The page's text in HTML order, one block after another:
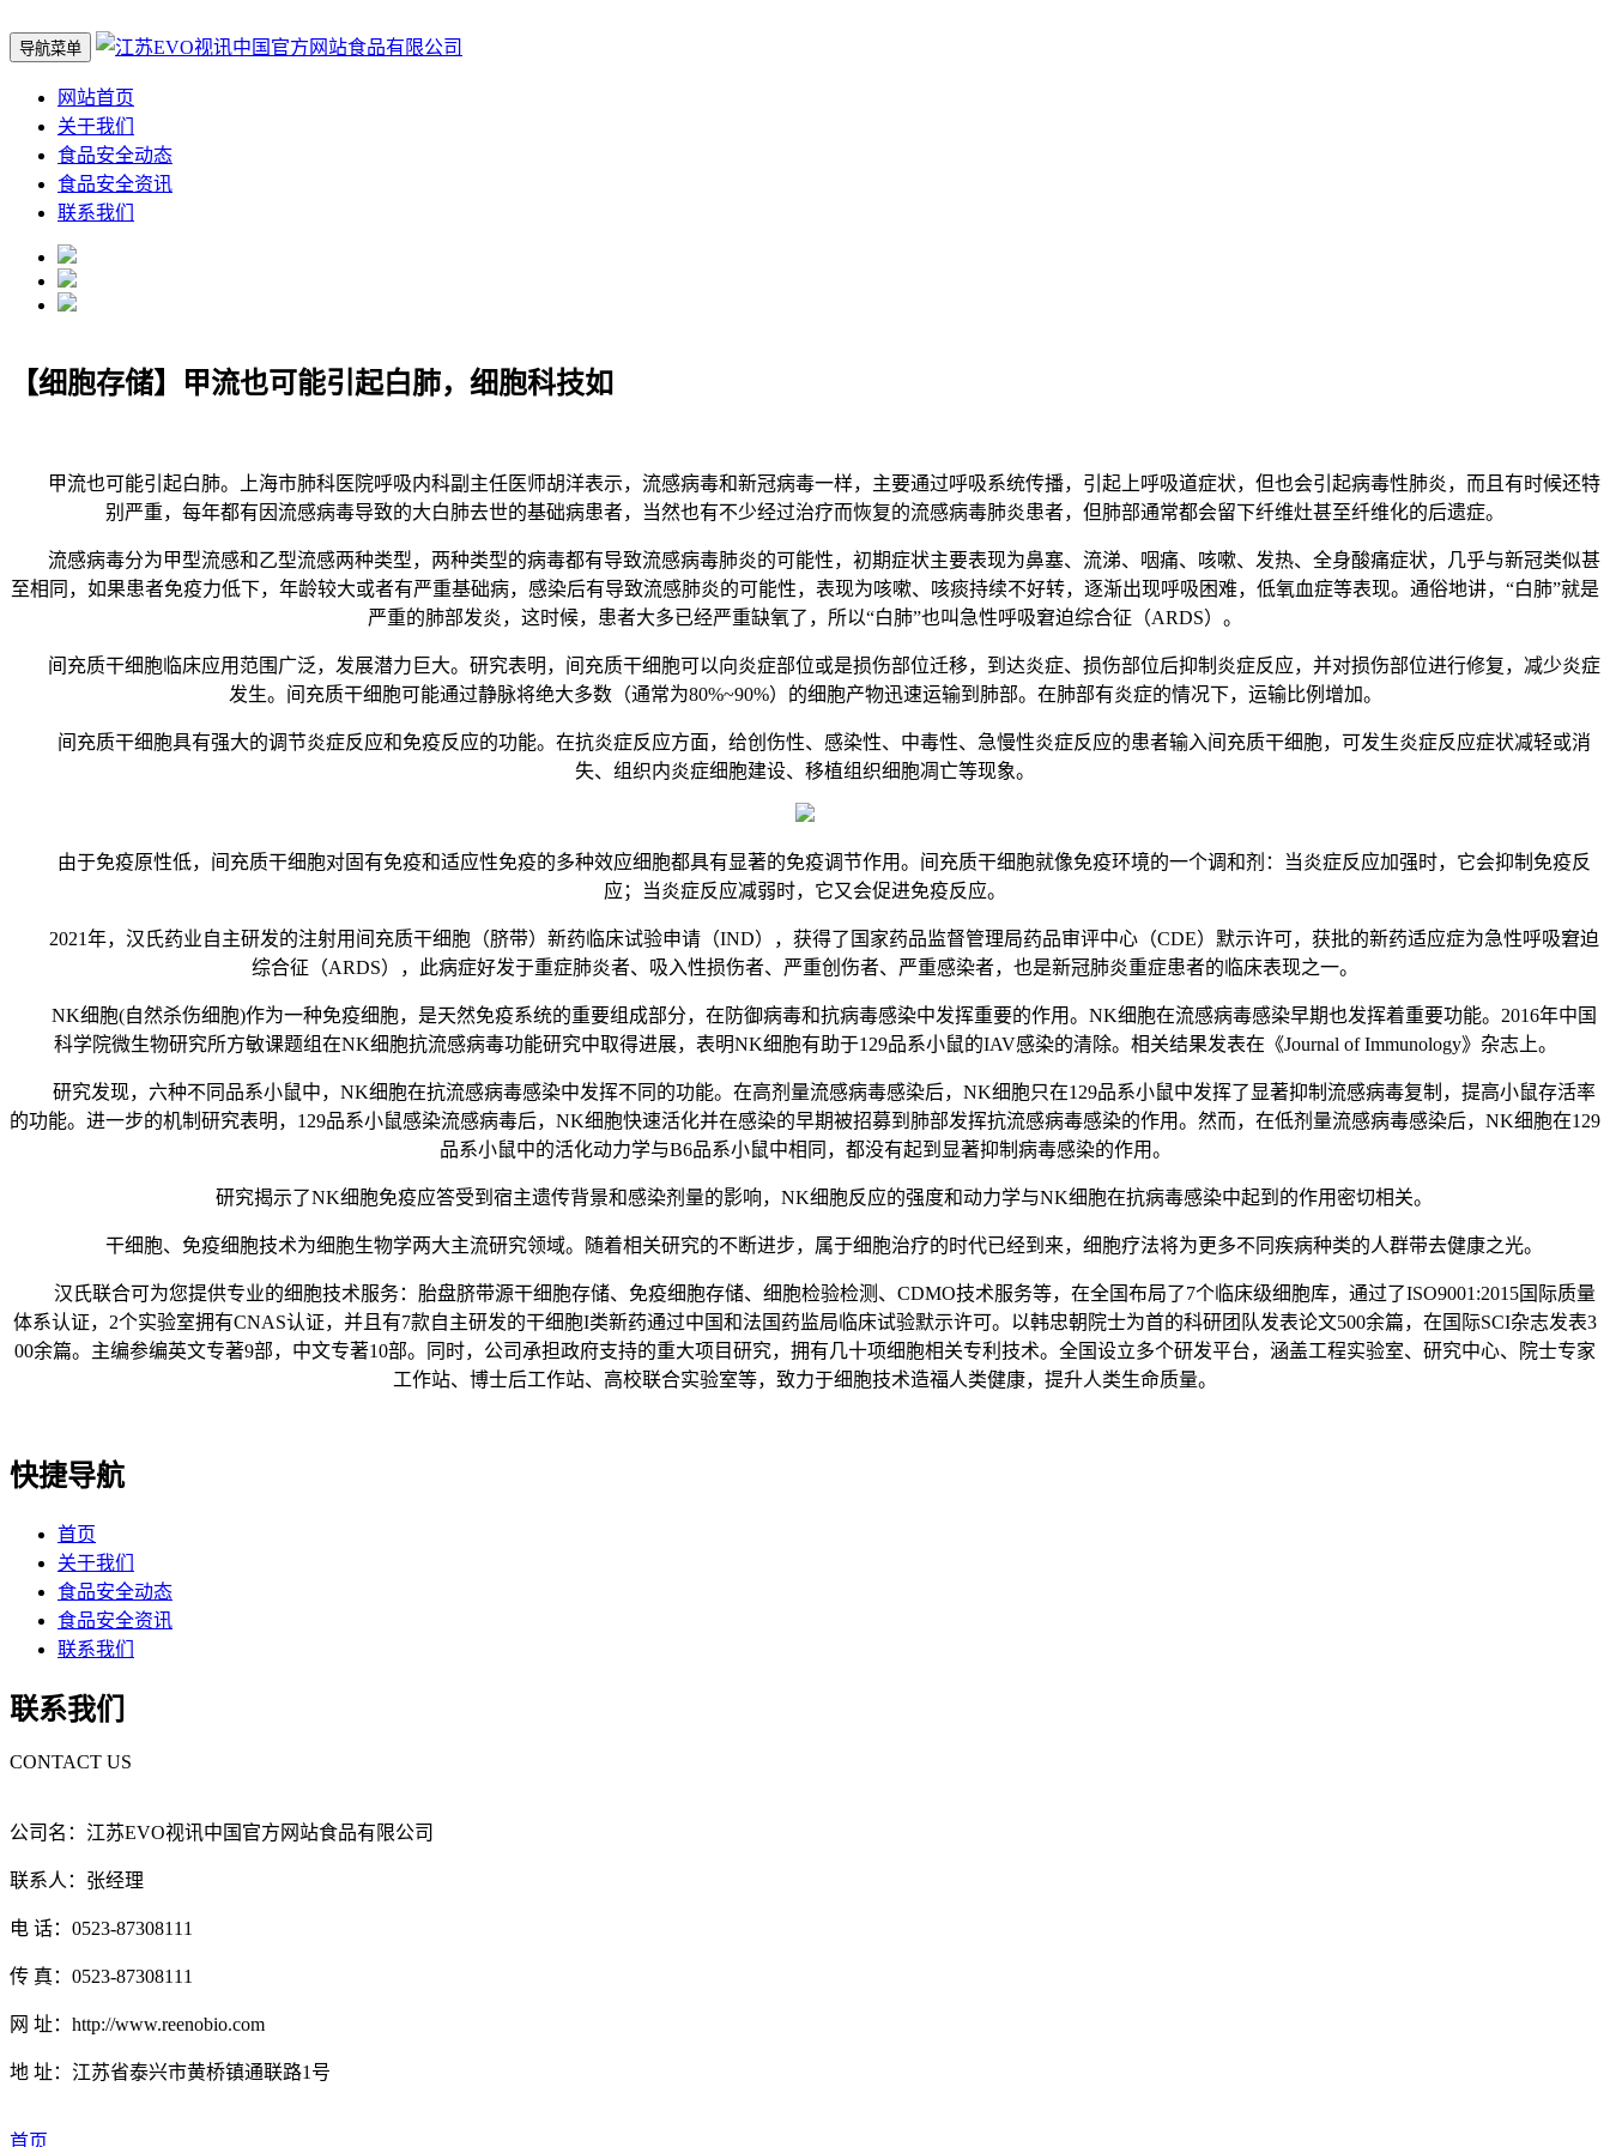
导航菜单
网站首页
关于我们
食品安全动态
食品安全资讯
联系我们
【细胞存储】甲流也可能引起白肺，细胞科技如
甲流也可能引起白肺。上海市肺科医院呼吸内科副主任医师胡洋表示，流感病毒和新冠病毒一样，主要通过呼吸系统传播，引起上呼吸道症状，但也会引起病毒性肺炎，而且有时候还特
别严重，每年都有因流感病毒导致的大白肺去世的基础病患者，当然也有不少经过治疗而恢复的流感病毒肺炎患者，但肺部通常都会留下纤维灶甚至纤维化的后遗症。
流感病毒分为甲型流感和乙型流感两种类型，两种类型的病毒都有导致流感病毒肺炎的可能性，初期症状主要表现为鼻塞、流涕、咽痛、咳嗽、发热、全身酸痛症状，几乎与新冠类似甚
至相同，如果患者免疫力低下，年龄较大或者有严重基础病，感染后有导致流感肺炎的可能性，表现为咳嗽、咳痰持续不好转，逐渐出现呼吸困难，低氧血症等表现。通俗地讲，“白肺”就是
严重的肺部发炎，这时候，患者大多已经严重缺氧了，所以“白肺”也叫急性呼吸窘迫综合征（ARDS）。
间充质干细胞临床应用范围广泛，发展潜力巨大。研究表明，间充质干细胞可以向炎症部位或是损伤部位迁移，到达炎症、损伤部位后抑制炎症反应，并对损伤部位进行修复，减少炎症
发生。间充质干细胞可能通过静脉将绝大多数（通常为80%~90%）的细胞产物迅速运输到肺部。在肺部有炎症的情况下，运输比例增加。
间充质干细胞具有强大的调节炎症反应和免疫反应的功能。在抗炎症反应方面，给创伤性、感染性、中毒性、急慢性炎症反应的患者输入间充质干细胞，可发生炎症反应症状减轻或消
失、组织内炎症细胞建设、移植组织细胞凋亡等现象。
由于免疫原性低，间充质干细胞对固有免疫和适应性免疫的多种效应细胞都具有显著的免疫调节作用。间充质干细胞就像免疫环境的一个调和剂：当炎症反应加强时，它会抑制免疫反
应；当炎症反应减弱时，它又会促进免疫反应。
2021年，汉氏药业自主研发的注射用间充质干细胞（脐带）新药临床试验申请（IND），获得了国家药品监督管理局药品审评中心（CDE）默示许可，获批的新药适应症为急性呼吸窘迫
综合征（ARDS），此病症好发于重症肺炎者、吸入性损伤者、严重创伤者、严重感染者，也是新冠肺炎重症患者的临床表现之一。
NK细胞(自然杀伤细胞)作为一种免疫细胞，是天然免疫系统的重要组成部分，在防御病毒和抗病毒感染中发挥重要的作用。NK细胞在流感病毒感染早期也发挥着重要功能。2016年中国
科学院微生物研究所方敏课题组在NK细胞抗流感病毒功能研究中取得进展，表明NK细胞有助于129品系小鼠的IAV感染的清除。相关结果发表在《Journal of Immunology》杂志上。
研究发现，六种不同品系小鼠中，NK细胞在抗流感病毒感染中发挥不同的功能。在高剂量流感病毒感染后，NK细胞只在129品系小鼠中发挥了显著抑制流感病毒复制，提高小鼠存活率
的功能。进一步的机制研究表明，129品系小鼠感染流感病毒后，NK细胞快速活化并在感染的早期被招募到肺部发挥抗流感病毒感染的作用。然而，在低剂量流感病毒感染后，NK细胞在129
品系小鼠中的活化动力学与B6品系小鼠中相同，都没有起到显著抑制病毒感染的作用。
研究揭示了NK细胞免疫应答受到宿主遗传背景和感染剂量的影响，NK细胞反应的强度和动力学与NK细胞在抗病毒感染中起到的作用密切相关。
干细胞、免疫细胞技术为细胞生物学两大主流研究领域。随着相关研究的不断进步，属于细胞治疗的时代已经到来，细胞疗法将为更多不同疾病种类的人群带去健康之光。
汉氏联合可为您提供专业的细胞技术服务：胎盘脐带源干细胞存储、免疫细胞存储、细胞检验检测、CDMO技术服务等，在全国布局了7个临床级细胞库，通过了ISO9001:2015国际质量
体系认证，2个实验室拥有CNAS认证，并且有7款自主研发的干细胞I类新药通过中国和法国药监局临床试验默示许可。以韩忠朝院士为首的科研团队发表论文500余篇，在国际SCI杂志发表3
00余篇。主编参编英文专著9部，中文专著10部。同时，公司承担政府支持的重大项目研究，拥有几十项细胞相关专利技术。全国设立多个研发平台，涵盖工程实验室、研究中心、院士专家
工作站、博士后工作站、高校联合实验室等，致力于细胞技术造福人类健康，提升人类生命质量。
快捷导航
首页
关于我们
食品安全动态
食品安全资讯
联系我们
联系我们
CONTACT US
公司名：江苏EVO视讯中国官方网站食品有限公司
联系人：张经理
电 话：0523-87308111
传 真：0523-87308111
网 址：http://www.reenobio.com
地 址：江苏省泰兴市黄桥镇通联路1号
首页